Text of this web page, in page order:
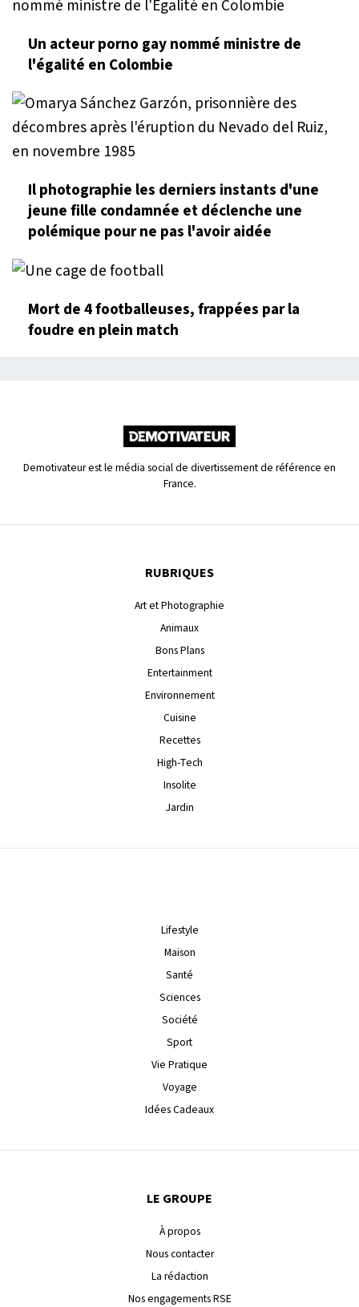
Un acteur porno gay nommé ministre de
l'égalité en Colombie
Il photographie les derniers instants d'une
jeune fille condamnée et déclenche une
polémique pour ne pas l'avoir aidée
Mort de 4 footballeuses, frappées par la
foudre en plein match
Demotivateur est le média social de divertissement de référence en
France.
RUBRIQUES
Art et Photographie
Animaux
Bons Plans
Entertainment
Environnement
Cuisine
Recettes
High-Tech
Insolite
Jardin
Lifestyle
Maison
Santé
Sciences
Société
Sport
Vie Pratique
Voyage
Idées Cadeaux
LE GROUPE
À propos
Nous contacter
La rédaction
Nos engagements RSE